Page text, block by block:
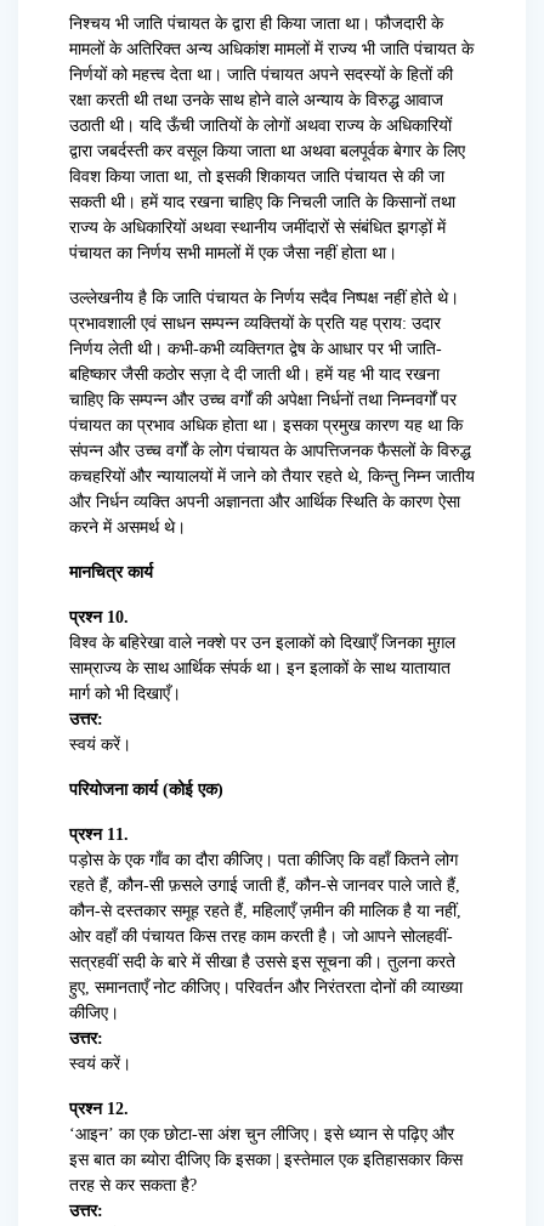
निश्चय भी जाति पंचायत के द्वारा ही किया जाता था। फौजदारी के
मामलों के अतिरिक्त अन्य अधिकांश मामलों में राज्य भी जाति पंचायत के
निर्णयों को महत्त्व देता था। जाति पंचायत अपने सदस्यों के हितों की
रक्षा करती थी तथा उनके साथ होने वाले अन्याय के विरुद्ध आवाज
उठाती थी। यदि ऊँची जातियों के लोगों अथवा राज्य के अधिकारियों
द्वारा जबर्दस्ती कर वसूल किया जाता था अथवा बलपूर्वक बेगार के लिए
विवश किया जाता था, तो इसकी शिकायत जाति पंचायत से की जा
सकती थी। हमें याद रखना चाहिए कि निचली जाति के किसानों तथा
राज्य के अधिकारियों अथवा स्थानीय जमींदारों से संबंधित झगड़ों में
पंचायत का निर्णय सभी मामलों में एक जैसा नहीं होता था।
उल्लेखनीय है कि जाति पंचायत के निर्णय सदैव निष्पक्ष नहीं होते थे।
प्रभावशाली एवं साधन सम्पन्न व्यक्तियों के प्रति यह प्राय: उदार
निर्णय लेती थी। कभी-कभी व्यक्तिगत द्वेष के आधार पर भी जाति-
बहिष्कार जैसी कठोर सज़ा दे दी जाती थी। हमें यह भी याद रखना
चाहिए कि सम्पन्न और उच्च वर्गों की अपेक्षा निर्धनों तथा निम्नवर्गों पर
पंचायत का प्रभाव अधिक होता था। इसका प्रमुख कारण यह था कि
संपन्न और उच्च वर्गों के लोग पंचायत के आपत्तिजनक फैसलों के विरुद्ध
कचहरियों और न्यायालयों में जाने को तैयार रहते थे, किन्तु निम्न जातीय
और निर्धन व्यक्ति अपनी अज्ञानता और आर्थिक स्थिति के कारण ऐसा
करने में असमर्थ थे।
मानचित्र कार्य
प्रश्न 10.
विश्व के बहिरेखा वाले नक्शे पर उन इलाकों को दिखाएँ जिनका मुग़ल
साम्राज्य के साथ आर्थिक संपर्क था। इन इलाकों के साथ यातायात
मार्ग को भी दिखाएँ।
उत्तर:
स्वयं करें।
परियोजना कार्य (कोई एक)
प्रश्न 11.
पड़ोस के एक गाँव का दौरा कीजिए। पता कीजिए कि वहाँ कितने लोग
रहते हैं, कौन-सी फ़सले उगाई जाती हैं, कौन-से जानवर पाले जाते हैं,
कौन-से दस्तकार समूह रहते हैं, महिलाएँ ज़मीन की मालिक है या नहीं,
ओर वहाँ की पंचायत किस तरह काम करती है। जो आपने सोलहवीं-
सत्रहवीं सदी के बारे में सीखा है उससे इस सूचना की। तुलना करते
हुए, समानताएँ नोट कीजिए। परिवर्तन और निरंतरता दोनों की व्याख्या
कीजिए।
उत्तर:
स्वयं करें।
प्रश्न 12.
‘आइन’ का एक छोटा-सा अंश चुन लीजिए। इसे ध्यान से पढ़िए और
इस बात का ब्योरा दीजिए कि इसका | इस्तेमाल एक इतिहासकार किस
तरह से कर सकता है?
उत्तर: